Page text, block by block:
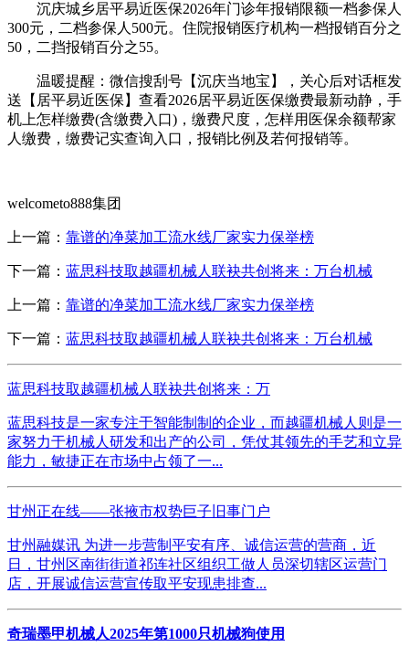
沉庆城乡居平易近医保2026年门诊年报销限额一档参保人
300元，二档参保人500元。住院报销医疗机构一档报销百分之
50，二挡报销百分之55。
温暖提醒：微信搜刮号【沉庆当地宝】，关心后对话框发
送【居平易近医保】查看2026居平易近医保缴费最新动静，手
机上怎样缴费(含缴费入口)，缴费尺度，怎样用医保余额帮家
人缴费，缴费记实查询入口，报销比例及若何报销等。
welcometo888集团
上一篇： 靠谱的净菜加工流水线厂家实力保举榜
下一篇： 蓝思科技取越疆机械人联袂共创将来：万台机械
上一篇： 靠谱的净菜加工流水线厂家实力保举榜
下一篇： 蓝思科技取越疆机械人联袂共创将来：万台机械
蓝思科技取越疆机械人联袂共创将来：万
蓝思科技是一家专注于智能制制的企业，而越疆机械人则是一
家努力于机械人研发和出产的公司，凭仗其领先的手艺和立异
能力，敏捷正在市场中占领了一...
甘州正在线——张掖市权势巨子旧事门户
甘州融媒讯 为进一步营制平安有序、诚信运营的营商，近
日，甘州区南街街道祁连社区组织工做人员深切辖区运营门
店，开展诚信运营宣传取平安现患排查...
奇瑞墨甲机械人2025年第1000只机械狗使用